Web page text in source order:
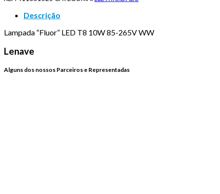
Descrição
Lampada “Fluor” LED T8 10W 85-265V WW
Lenave
Alguns dos nossos Parceiros e Representadas